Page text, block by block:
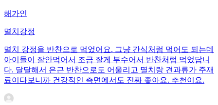
해가인
멸치강정
멸치 강정을 반찬으로 먹었어요. 그냥 간식처럼 먹어도 되는데
아이들이 잘안먹어서 조금 잘게 부수어서 반찬처럼 먹었답니
다. 달달해서 은근 반찬으로도 어울리고 멸치랑 견과류가 주재
료이다보니까 건강적인 측면에서도 진짜 좋아요. 추천이요.